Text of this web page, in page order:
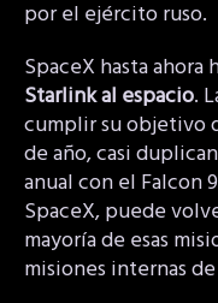
por el ejército ruso.
SpaceX hasta ahora
Starlink al espacio.
cumplir su objetivo
de año, casi
anual con el Falcon
SpaceX, puede
mayoría de esas
misiones internas